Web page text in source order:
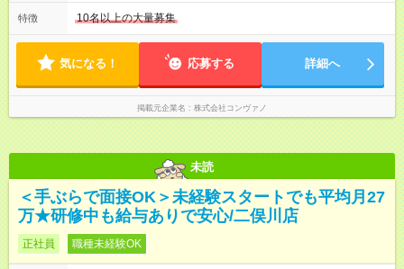
たり) ・回数：随時 ・反映時期：次月の給与から ・評価手法：
社内評価に基づく ※あなたの頑張りをしっかり評価します！で
きることが増えるほどお給料に反映される環境です。 【試用期
間】試用期間あり 試用期間の長さ：6ヶ月 ※ 雇用形態と給与
に、本採用時と異なる部分があります。 雇用形態：中途採用
（契約社員） 給与：月給 220,000円以上 上記額にはみなし残業
代 8,552円／月 みなし残業時間 5.5時間／月
17時間以下です。 ※営業時間は【平日】11：00～22：00、【土
に準じます。
特徴 10名以上の大量募集
気になる！ 応募する 詳細へ
掲載元企業名 株式会社コンヴァノ
未読
＜手ぶらで面接OK＞未経験スタートでも平均月27
万★研修中も給与ありで安心/二俣川店
正社員 職種未経験OK